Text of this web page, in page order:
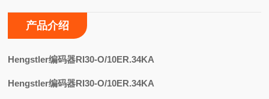
产品介绍
Hengstler编码器RI30-O/10ER.34KA
Hengstler编码器RI30-O/10ER.34KA